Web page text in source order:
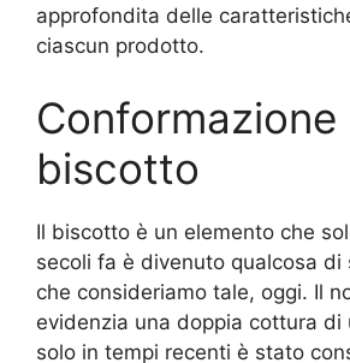
approfondita delle
ciascun prodotto.
Conformazione
biscotto
Il biscotto è un elemento che
secoli fa è divenuto qualcosa di
che consideriamo tale, oggi. Il
evidenzia una doppia cottura di
solo in tempi recenti è stato